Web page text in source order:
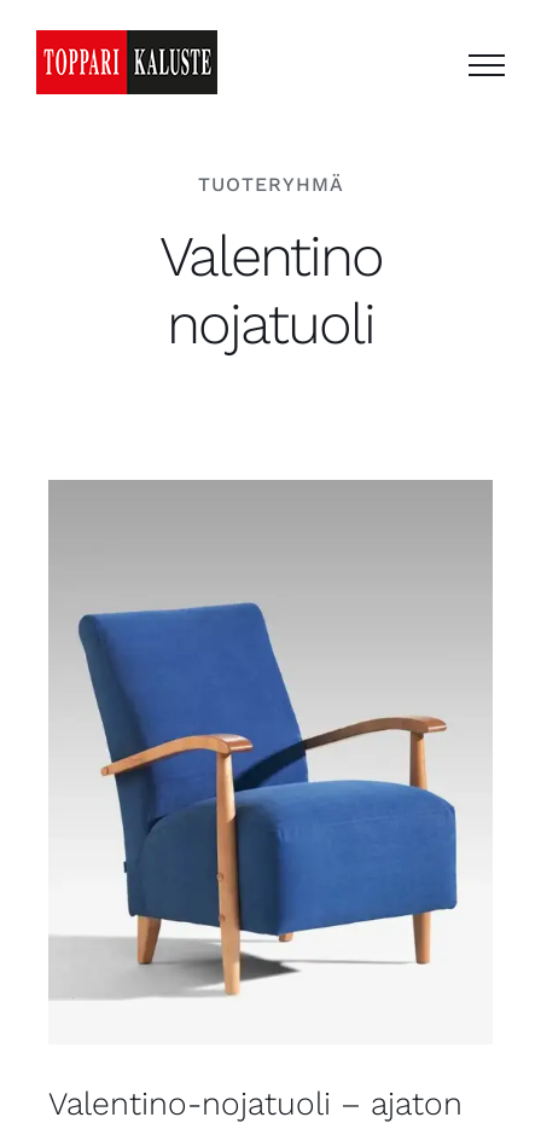
content
TUOTERYHMÄ
Valentino
nojatuoli
Valentino-nojatuoli – ajaton